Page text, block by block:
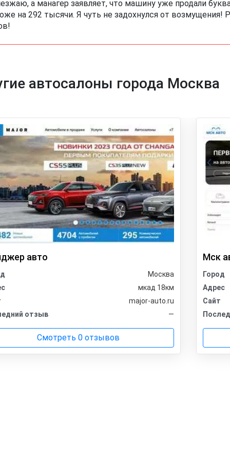
а манагер заявляет, что машину уже продали
на 292 тысячи. Я чуть не задохнулся от
автосалоны города Москва
авто
Москва
мкад 18км
major-auto.ru
отзыв
—
Смотреть 0 отзывов
Мск
Город
Адрес
Сайт